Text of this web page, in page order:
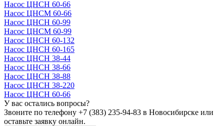
Насос ЦНСН 60-66
Насос ЦНСМ 60-66
Насос ЦНСН 60-99
Насос ЦНСМ 60-99
Насос ЦНСН 60-132
Насос ЦНСН 60-165
Насос ЦНСН 38-44
Насос ЦНСН 38-66
Насос ЦНСН 38-88
Насос ЦНСН 38-220
Насос ЦНСН 60-66
У вас остались вопросы?
Звоните по телефону +7 (383) 235-94-83 в Новосибирске или
оставьте заявку онлайн.